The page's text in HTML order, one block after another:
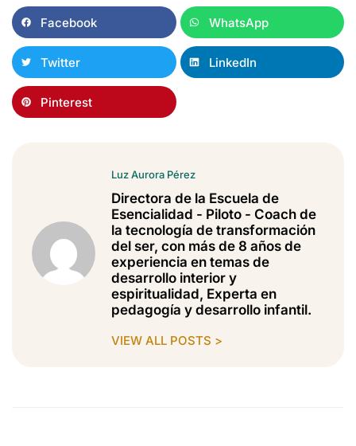
Facebook WhatsApp
Twitter LinkedIn
Pinterest
Luz Aurora Pérez
Directora de la Escuela de
Esencialidad - Piloto - Coach de
la tecnología de transformación
del ser, con más de 8 años de
experiencia en temas de
desarrollo interior y
espiritualidad, Experta en
pedagogía y desarrollo infantil.
VIEW ALL POSTS >